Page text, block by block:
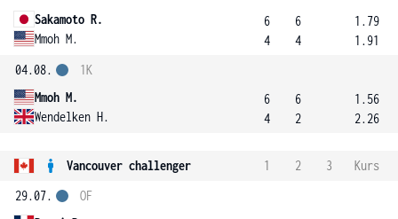
Sakamoto R.
Mmoh M.
6
4
6
4
1.79
1.91
04.08.
Mmoh M.
Wendelken H.
1K
6
4
6
2
1.56
2.26
Vancouver challenger 1 2 3
Kurs
29.07.
OF